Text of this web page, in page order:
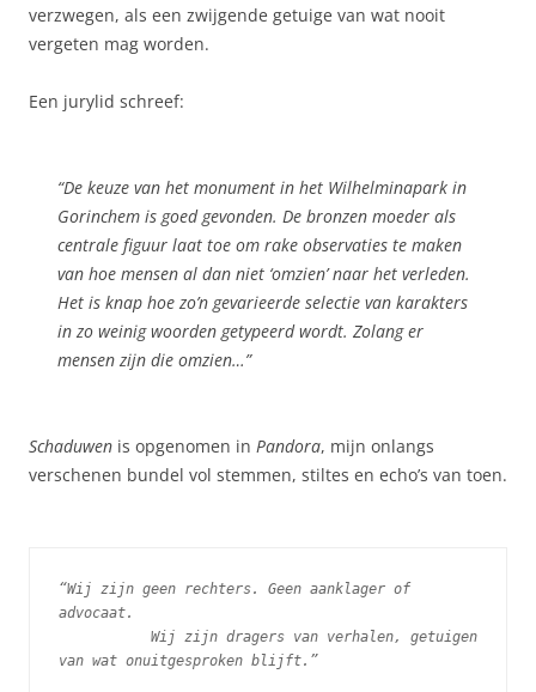
verzwegen, als een zwijgende getuige van wat nooit
vergeten mag worden.
Een jurylid schreef:
“De keuze van het monument in het Wilhelminapark in
Gorinchem is goed gevonden. De bronzen moeder als
centrale figuur laat toe om rake observaties te maken
van hoe mensen al dan niet ‘omzien’ naar het verleden.
Het is knap hoe zo’n gevarieerde selectie van karakters
in zo weinig woorden getypeerd wordt. Zolang er
mensen zijn die omzien…”
Schaduwen is opgenomen in Pandora, mijn onlangs
verschenen bundel vol stemmen, stiltes en echo’s van toen.
“Wij zijn geen rechters. Geen aanklager of
advocaat.
Wij zijn dragers van verhalen, getuigen
van wat onuitgesproken blijft.”